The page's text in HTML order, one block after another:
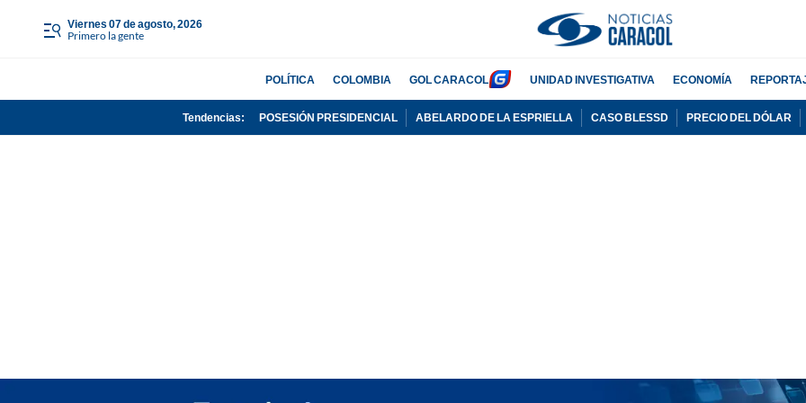
viernes 07 de agosto, 2026
Primero la gente
POLÍTICA COLOMBIA GOL CARACOL UNIDAD INVESTIGATIVA ECONOMÍA
Tendencias: POSESIÓN PRESIDENCIAL ABELARDO DE LA ESPRIELLA CASO BLESSD PRECIO DEL DÓLAR